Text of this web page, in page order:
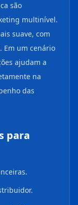
são
multinível.
suave, com
Em um cenário
ajudam a
na
das
para